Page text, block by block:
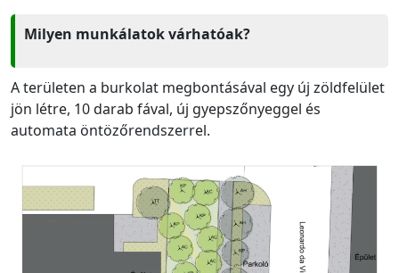
Milyen munkálatok várhatóak?
A területen a burkolat megbontásával egy új zöldfelület
jön létre, 10 darab fával, új gyepszőnyeggel és
automata öntözőrendszerrel.